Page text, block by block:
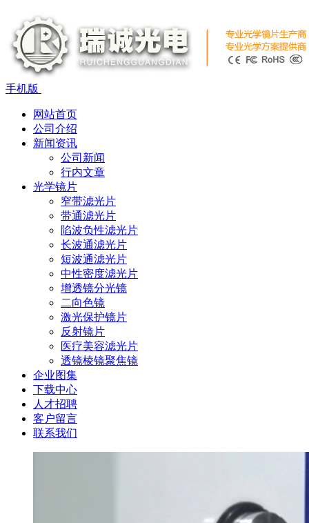
手机版
网站首页
公司介绍
新闻资讯
公司新闻
行内文章
光学镜片
窄带滤光片
带通滤光片
陷波负性滤光片
长波通滤光片
短波通滤光片
中性密度滤光片
增透镜分光镜
二向色镜
激光保护镜片
反射镜片
医疗美容滤光片
透镜棱镜聚焦镜
企业图集
下载中心
人才招聘
客户留言
联系我们